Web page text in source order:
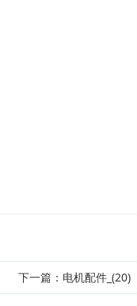
下一篇：电机配件_(20)